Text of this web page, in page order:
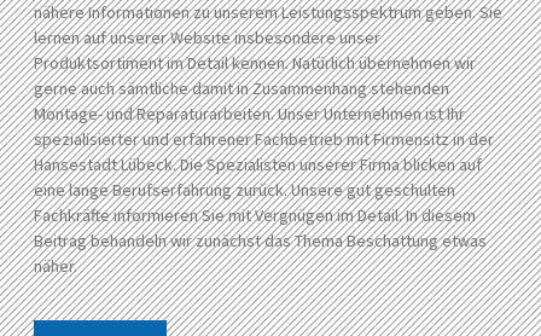
nähere Informationen zu unserem Leistungsspektrum geben. Sie
lernen auf unserer Website insbesondere unser
Produktsortiment im Detail kennen. Natürlich übernehmen wir
gerne auch sämtliche damit in Zusammenhang stehenden
Montage- und Reparaturarbeiten. Unser Unternehmen ist Ihr
spezialisierter und erfahrener Fachbetrieb mit Firmensitz in der
Hansestadt Lübeck. Die Spezialisten unserer Firma blicken auf
eine lange Berufserfahrung zurück. Unsere gut geschulten
Fachkräfte informieren Sie mit Vergnügen im Detail. In diesem
Beitrag behandeln wir zunächst das Thema Beschattung etwas
näher.